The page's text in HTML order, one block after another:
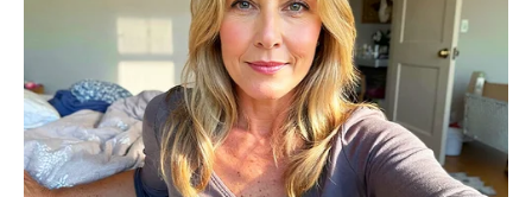
ΤΑ ΠΙΟ ΔΗΜΟΦΙΛΗ